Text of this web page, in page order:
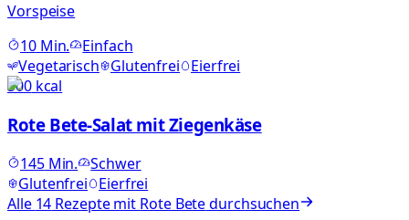
Vorspeise
10Min.
Einfach
Vegetarisch
Glutenfrei
Eierfrei
500kcal
Rote Bete-Salat mit Ziegenkäse
145Min.
Schwer
Glutenfrei
Eierfrei
Alle 14 Rezepte mit Rote Betedurchsuchen